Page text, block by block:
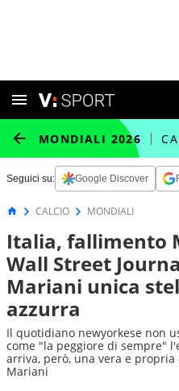
MONDIALI 2026
Seguici su: Google Discover
CALCIO MONDIALI
Italia, fallimento
Wall Street
Mariani unica
azzurra
Il quotidiano newyorkese non
come "la peggiore di sempre"
arriva, però, una vera e
Mariani